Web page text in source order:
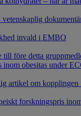
invald i EMBO
till före detta
inom obesitas under
artikel om
forskningspris